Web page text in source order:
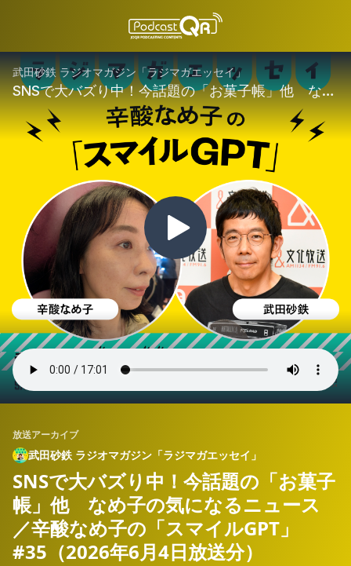
放送アーカイブ
武田砂鉄 ラジオマガジン「ラジマガエッセイ」
SNSで大バズり中！今話題の「お菓子
帳」他 なめ子の気になるニュース
／辛酸なめ子の「スマイルGPT」
#35（2026年6月4日放送分）